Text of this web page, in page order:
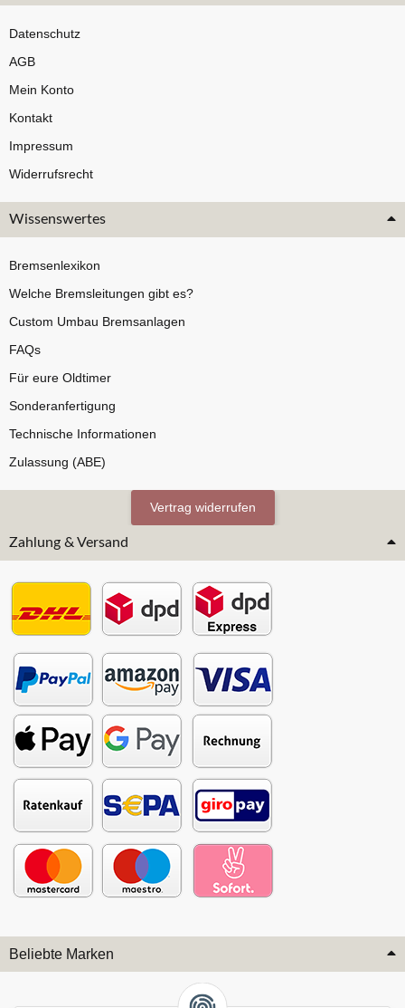
Datenschutz
AGB
Mein Konto
Kontakt
Impressum
Widerrufsrecht
Wissenswertes
Bremsenlexikon
Welche Bremsleitungen gibt es?
Custom Umbau Bremsanlagen
FAQs
Für eure Oldtimer
Sonderanfertigung
Technische Informationen
Zulassung (ABE)
Vertrag widerrufen
Zahlung & Versand
Beliebte Marken